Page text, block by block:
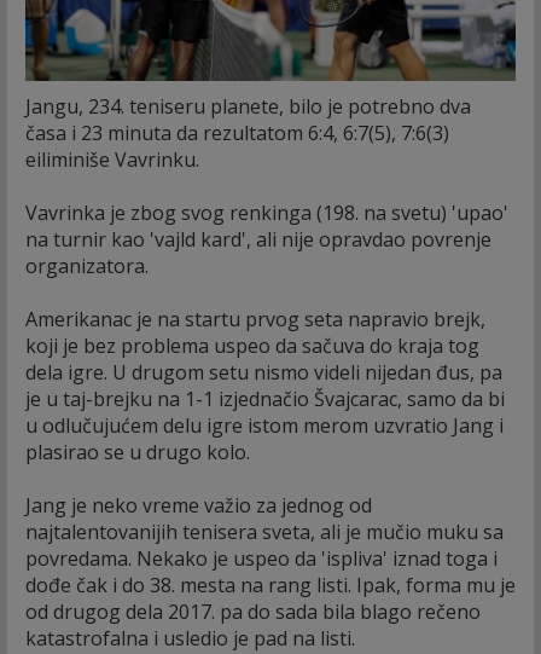
Jangu, 234. teniseru planete, bilo je potrebno dva
časa i 23 minuta da rezultatom 6:4, 6:7(5), 7:6(3)
eiliminiše Vavrinku.
Vavrinka je zbog svog renkinga (198. na svetu) 'upao'
na turnir kao 'vajld kard', ali nije opravdao povrenje
organizatora.
Amerikanac je na startu prvog seta napravio brejk,
koji je bez problema uspeo da sačuva do kraja tog
dela igre. U drugom setu nismo videli nijedan đus, pa
je u taj-brejku na 1-1 izjednačio Švajcarac, samo da bi
u odlučujućem delu igre istom merom uzvratio Jang i
plasirao se u drugo kolo.
Jang je neko vreme važio za jednog od
najtalentovanijih tenisera sveta, ali je mučio muku sa
povredama. Nekako je uspeo da 'ispliva' iznad toga i
dođe čak i do 38. mesta na rang listi. Ipak, forma mu je
od drugog dela 2017. pa do sada bila blago rečeno
katastrofalna i usledio je pad na listi.